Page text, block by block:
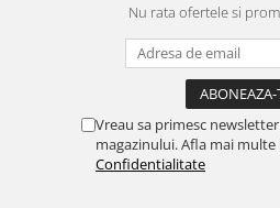
Nu rata ofertele si
Vreau sa primesc
magazinului. Afla mai multe
Confidentialitate